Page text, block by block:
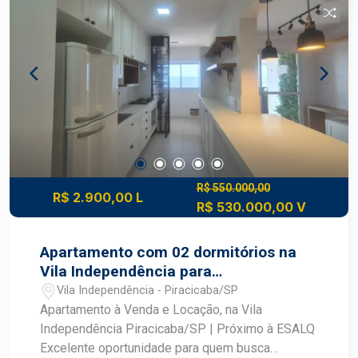
Localização: próximo a serviços, transporte
público, comércios e com fácil acesso a
principais vias da cidade.
R$ 2.900,00 L
R$ 550.000,00
R$ 530.000,00 V
Apartamento com 02 dormitórios na
Vila Independência para
venda/locação
Vila Independência - Piracicaba/SP
Apartamento à Venda e Locação, na Vila
Independência Piracicaba/SP | Próximo à ESALQ
Excelente oportunidade para quem busca